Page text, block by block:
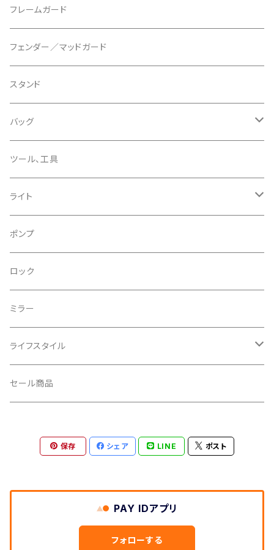
CAMELBAK/キャメルバッグ
CERAMIC SPEED/セラミックスピード
CHRIS KING/クリスキング
CHROMAG/クロマグ
CHROME/クローム
CONTINENTAL/コンチネンタル
CRANE/クレーン
CRANKBROTHERS/クランクブラザーズ
CROSS SECTION/クロスセクション
CLIK/クリック
CUSH CORE/クッシュコア
DEFEET/デフィート
DIXNA/ディズナ
DKG/ディーケージー
ベル
ボトムブラケット
リアディレーラー
チェーン
〜26"
タイヤインサート
リムテープ
チューブレスバルブ/ バルブキャップ
シーラント
フレームガード
フェンダー／マッドガード
スタンド
バッグ
サドルバッグ
サコッシュ
バックパック
フレームバッグ
輪行袋
輪行小物
バイクカバー
その他
ツール、工具
ライト
フロントライト
テールライト
ポンプ
ロック
ミラー
ライフスタイル
キャップ
アクセサリー
セール商品
保存 シェア LINE ポスト
PAY IDアプリ
フォローする